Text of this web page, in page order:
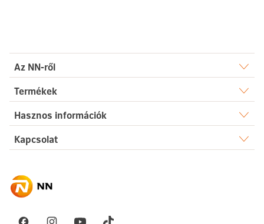
Az NN-ről
Rólunk
Sajtószoba
Karrier
Fenntarthatóság
Pénzügyi navigátor
Termékek
Élet
Egészség
Nyugdíj
Vállalati megoldások
Hasznos információk
Dokumentumtár
Akadálymentesség
Kapcsolat
Ügyintézés